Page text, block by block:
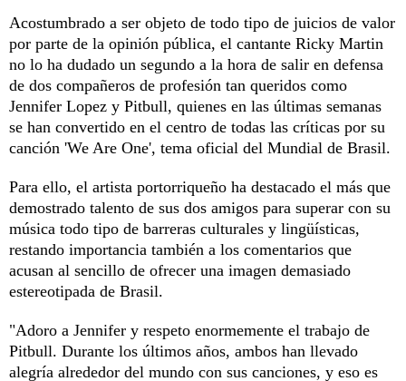
Acostumbrado a ser objeto de todo tipo de juicios de valor
por parte de la opinión pública, el cantante Ricky Martin
no lo ha dudado un segundo a la hora de salir en defensa
de dos compañeros de profesión tan queridos como
Jennifer Lopez y Pitbull, quienes en las últimas semanas
se han convertido en el centro de todas las críticas por su
canción 'We Are One', tema oficial del Mundial de Brasil.
Para ello, el artista portorriqueño ha destacado el más que
demostrado talento de sus dos amigos para superar con su
música todo tipo de barreras culturales y lingüísticas,
restando importancia también a los comentarios que
acusan al sencillo de ofrecer una imagen demasiado
estereotipada de Brasil.
"Adoro a Jennifer y respeto enormemente el trabajo de
Pitbull. Durante los últimos años, ambos han llevado
alegría alrededor del mundo con sus canciones, y eso es